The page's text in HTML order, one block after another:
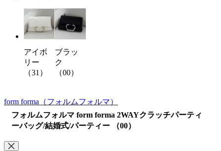
アイボ
リー
（31）
ブラッ
ク
（00）
form forma （フォルムフォルマ）
フォルムフォルマ form forma 2WAYクラッチパーティ
ーバッグ/結婚式/パーティー （00）